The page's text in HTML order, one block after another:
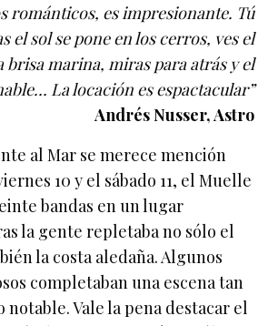
románticos, es impresionante. Tú
el sol se pone en los cerros, ves el
brisa marina, miras para atrás y el
La locación es espactacular”
Andrés Nusser, Astro
al Mar se merece mención
10 y el sábado 11, el Muelle
bandas en un lugar
la gente repletaba no sólo el
la costa aledaña. Algunos
completaban una escena tan
Vale la pena destacar el